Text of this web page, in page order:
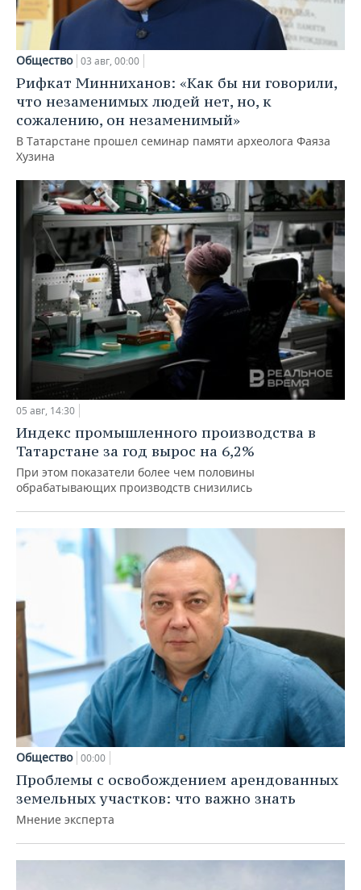
Общество 03 авг, 00:00
Рифкат Минниханов: «Как бы ни говорили,
что незаменимых людей нет, но, к
сожалению, он незаменимый»
В Татарстане прошел семинар памяти археолога Фаяза
Хузина
05 авг, 14:30
Индекс промышленного производства в
Татарстане за год вырос на 6,2%
При этом показатели более чем половины
обрабатывающих производств снизились
Общество 00:00
Проблемы с освобождением арендованных
земельных участков: что важно знать
Мнение эксперта